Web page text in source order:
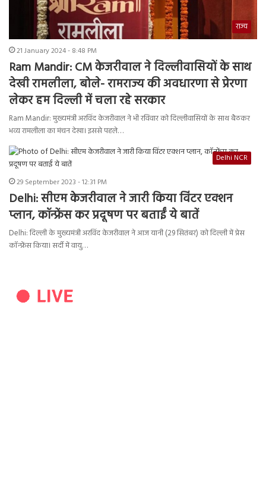
राज्य
21 January 2024 - 8:48 PM
Ram Mandir: CM केजरीवाल ने दिल्लीवासियों के साथ
देखी रामलीला, बोले- रामराज्य की अवधारणा से प्रेरणा
लेकर हम दिल्ली में चला रहे सरकार
Ram Mandir: मुख्यमंत्री अरविंद केजरीवाल ने भी रविवार को दिल्लीवासियों के साथ बैठकर
भव्य रामलीला का मंचन देखा। इससे पहले…
Delhi NCR
29 September 2023 - 12:31 PM
Delhi: सीएम केजरीवाल ने जारी किया विंटर एक्शन
प्लान, कॉन्फ्रेंस कर प्रदूषण पर बताईं ये बातें
Delhi: दिल्ली के मुख्यमंत्री अरविंद केजरीवाल ने आज यानी (29 सितंबर) को दिल्ली में प्रेस
कॉन्फ्रेंस किया। सर्दी में वायु…